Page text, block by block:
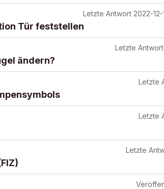
Letzte Antwort 2022-12-
Tür feststellen
Letzte Antwort
ändern?
Letzte
Letzte
Letzte